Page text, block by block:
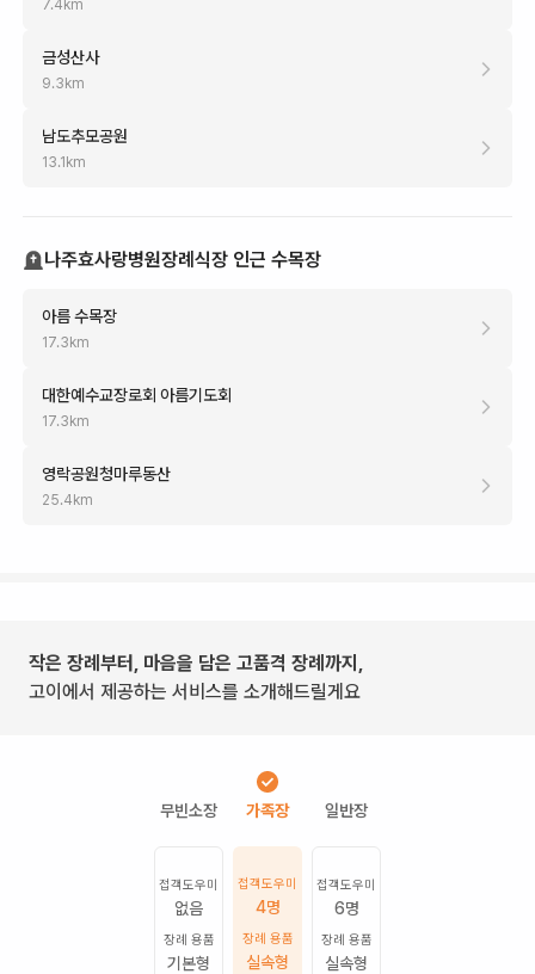
7.4 km
금성산사
9.3 km
남도추모공원
13.1 km
나주효사랑병원장례식장 인근 수목장
아름 수목장
17.3 km
대한예수교장로회 아름기도회
17.3 km
영락공원청마루동산
25.4 km
작은 장례부터, 마음을 담은 고품격 장례까지,
고이에서 제공하는 서비스를 소개해드릴게요
접객도우미
없음
장례 용품
기본형
접객도우미
4명
장례 용품
실속형
접객도우미
6명
장례 용품
실속형